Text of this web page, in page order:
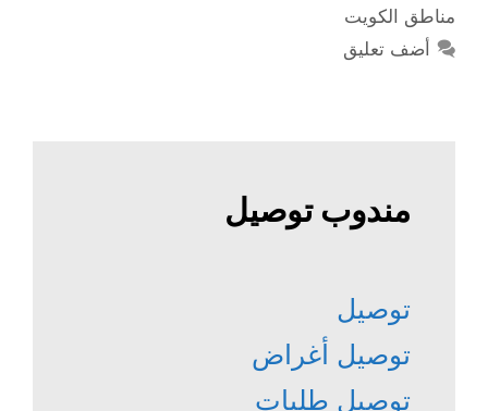
مناطق الكويت
أضف تعليق
مندوب توصيل
توصيل
توصيل أغراض
توصيل طلبات